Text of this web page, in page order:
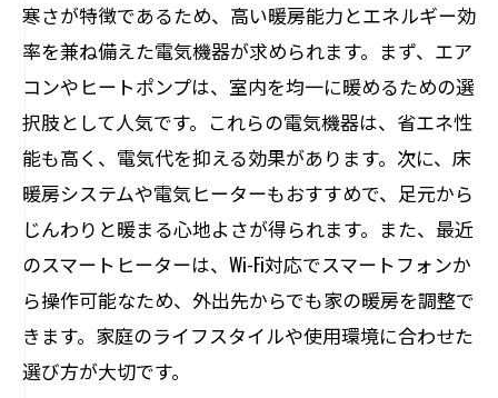
長野県で手に入る省エネ家電の特徴
省エネ家電がもたらす環境と経済への影
響
家庭用省エネ電気機器の最新トレンド
電気機器の省エネ性能を最大限に活用す
る方法
長野県のビジネスに役立つ最新の業務用電気
機器
業務用電気機器の最新トレンド
長野県で注目される業務用機器の特徴
寒さが特徴であるため、高い暖房能力とエネルギー効
率を兼ね備えた電気機器が求められます。まず、エア
コンやヒートポンプは、室内を均一に暖めるための選
択肢として人気です。これらの電気機器は、省エネ性
能も高く、電気代を抑える効果があります。次に、床
暖房システムや電気ヒーターもおすすめで、足元から
じんわりと暖まる心地よさが得られます。また、最近
のスマートヒーターは、Wi-Fi対応でスマートフォンか
ら操作可能なため、外出先からでも家の暖房を調整で
きます。家庭のライフスタイルや使用環境に合わせた
選び方が大切です。